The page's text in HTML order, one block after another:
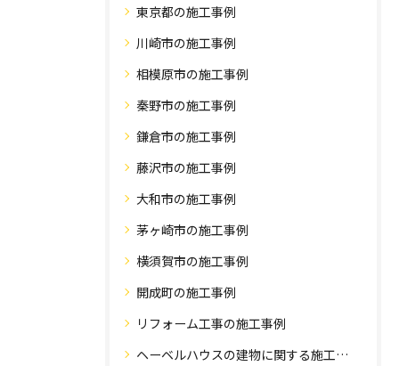
東京都の施工事例
川崎市の施工事例
相模原市の施工事例
秦野市の施工事例
鎌倉市の施工事例
藤沢市の施工事例
大和市の施工事例
茅ヶ崎市の施工事例
横須賀市の施工事例
開成町の施工事例
リフォーム工事の施工事例
ヘーベルハウスの建物に関する施工事例